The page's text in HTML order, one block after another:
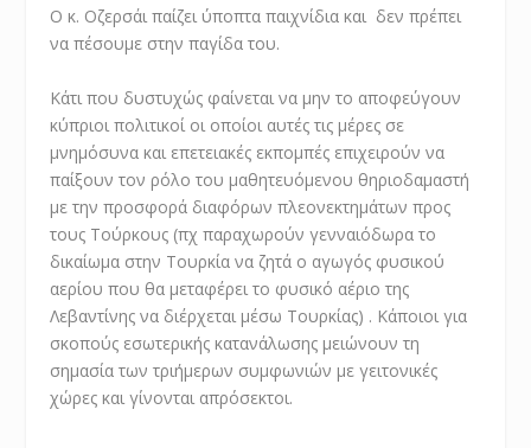
Ο κ. Οζερσάι παίζει ύποπτα παιχνίδια και δεν πρέπει
να πέσουμε στην παγίδα του.
Κάτι που δυστυχώς φαίνεται να μην το αποφεύγουν
κύπριοι πολιτικοί οι οποίοι αυτές τις μέρες σε
μνημόσυνα και επετειακές εκπομπές επιχειρούν να
παίξουν τον ρόλο του μαθητευόμενου θηριοδαμαστή
με την προσφορά διαφόρων πλεονεκτημάτων προς
τους Τούρκους (πχ παραχωρούν γενναιόδωρα το
δικαίωμα στην Τουρκία να ζητά ο αγωγός φυσικού
αερίου που θα μεταφέρει το φυσικό αέριο της
Λεβαντίνης να διέρχεται μέσω Τουρκίας) . Κάποιοι για
σκοπούς εσωτερικής κατανάλωσης μειώνουν τη
σημασία των τριήμερων συμφωνιών με γειτονικές
χώρες και γίνονται απρόσεκτοι.